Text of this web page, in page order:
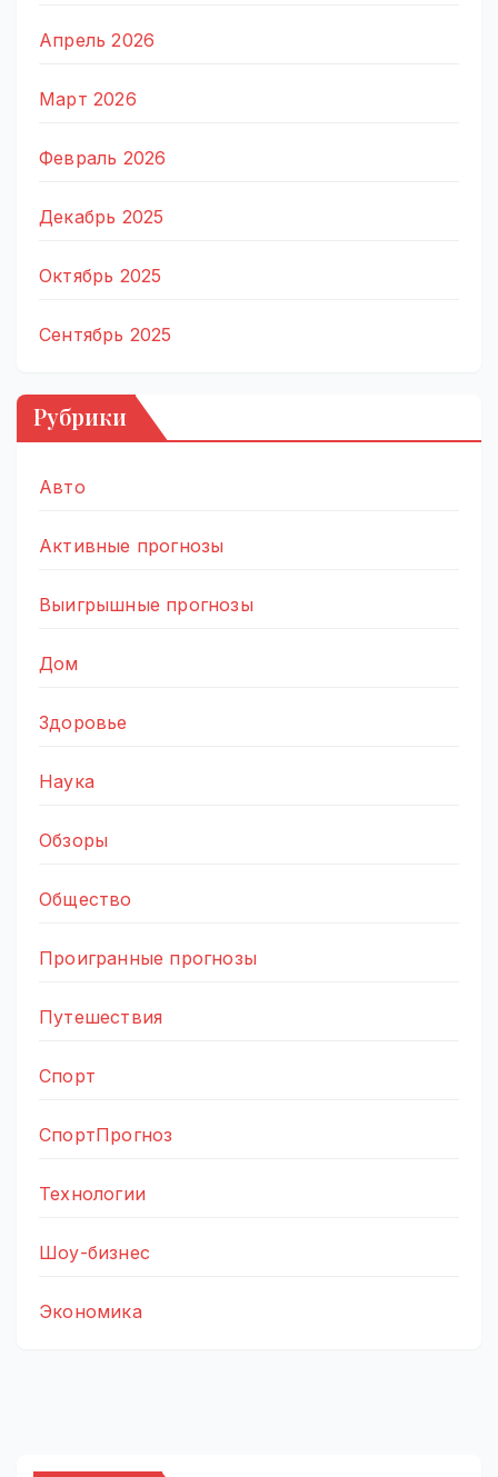
Апрель 2026
Март 2026
Февраль 2026
Декабрь 2025
Октябрь 2025
Сентябрь 2025
Рубрики
Авто
Активные прогнозы
Выигрышные прогнозы
Дом
Здоровье
Наука
Обзоры
Общество
Проигранные прогнозы
Путешествия
Спорт
СпортПрогноз
Технологии
Шоу-бизнес
Экономика